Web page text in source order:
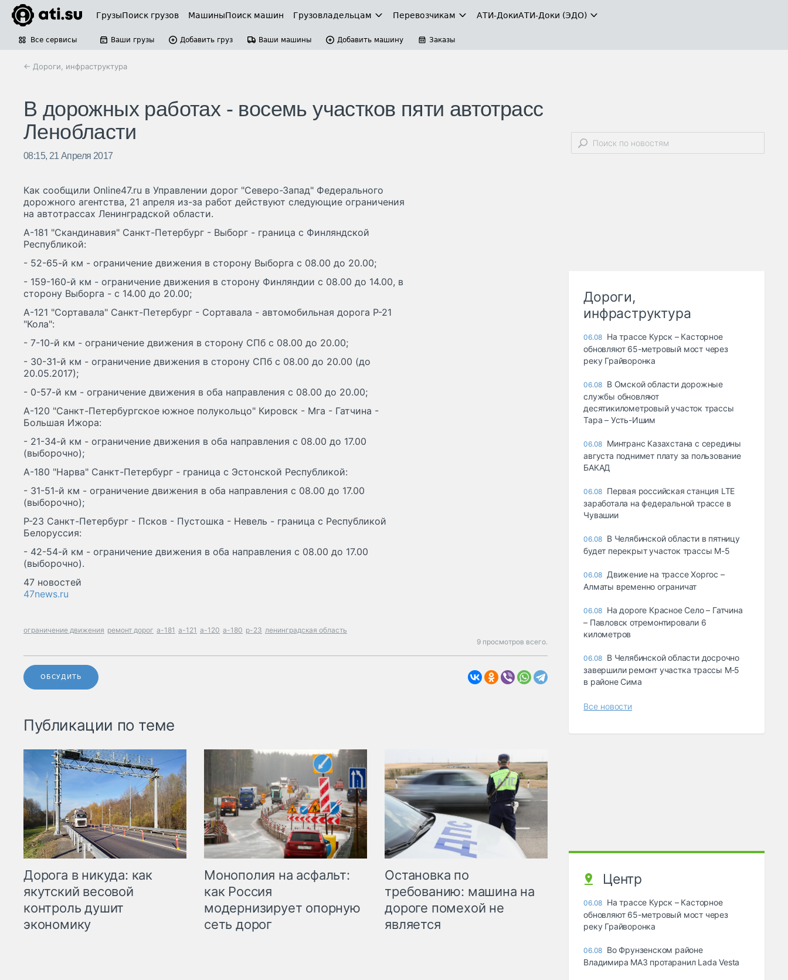
ГрузыПоиск грузов МашиныПоиск машин Грузовладельцам Перевозчикам АТИ-ДокиАТИ-Доки (ЭДО)
Все сервисы Ваши грузы Добавить груз Ваши машины Добавить машину Заказы
← Дороги, инфраструктура
В дорожных работах - восемь участков пяти автотрасс
Ленобласти
08:15, 21 Апреля 2017
Как сообщили Online47.ru в Управлении дорог "Северо-Запад" Федерального
дорожного агентства, 21 апреля из-за работ действуют следующие ограничения
на автотрассах Ленинградской области.
А-181 "Скандинавия" Санкт-Петербург - Выборг - граница с Финляндской
Республикой:
- 52-65-й км - ограничение движения в сторону Выборга с 08.00 до 20.00;
- 159-160-й км - ограничение движения в сторону Финляндии с 08.00 до 14.00, в
сторону Выборга - с 14.00 до 20.00;
А-121 "Сортавала" Санкт-Петербург - Сортавала - автомобильная дорога Р-21
"Кола":
- 7-10-й км - ограничение движения в сторону СПб с 08.00 до 20.00;
- 30-31-й км - ограничение движения в сторону СПб с 08.00 до 20.00 (до
20.05.2017);
- 0-57-й км - ограничение движения в оба направления с 08.00 до 20.00;
А-120 "Санкт-Петербургское южное полукольцо" Кировск - Мга - Гатчина -
Большая Ижора:
- 21-34-й км - ограничение движения в оба направления с 08.00 до 17.00
(выборочно);
А-180 "Нарва" Санкт-Петербург - граница с Эстонской Республикой:
- 31-51-й км - ограничение движения в оба направления с 08.00 до 17.00
(выборочно);
Р-23 Санкт-Петербург - Псков - Пустошка - Невель - граница с Республикой
Белоруссия:
- 42-54-й км - ограничение движения в оба направления с 08.00 до 17.00
(выборочно).
47 новостей
47news.ru
ограничение движения ремонт дорог а-181 а-121 а-120 а-180 р-23 ленинградская область
9 просмотров всего.
ОБСУДИТЬ
Публикации по теме
Дорога в никуда: как
якутский весовой
контроль душит
экономику
Монополия на асфальт:
как Россия
модернизирует опорную
сеть дорог
Остановка по
требованию: машина на
дороге помехой не
является
Дороги,
инфраструктура
06.08 На трассе Курск – Касторное
обновляют 65-метровый мост через
реку Грайворонка
06.08 В Омской области дорожные
службы обновляют
десятикилометровый участок трассы
Тара – Усть-Ишим
06.08 Минтранс Казахстана с середины
августа поднимет плату за пользование
БАКАД
06.08 Первая российская станция LTE
заработала на федеральной трассе в
Чувашии
06.08 В Челябинской области в пятницу
будет перекрыт участок трассы М-5
06.08 Движение на трассе Хоргос –
Алматы временно ограничат
06.08 На дороге Красное Село – Гатчина
– Павловск отремонтировали 6
километров
06.08 В Челябинской области досрочно
завершили ремонт участка трассы М‑5
в районе Сима
Все новости
Центр
06.08 На трассе Курск – Касторное
обновляют 65-метровый мост через
реку Грайворонка
06.08 Во Фрунзенском районе
Владимира МАЗ протаранил Lada Vesta